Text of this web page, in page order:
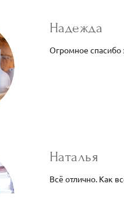
Надежда
Огромное спасибо
Наталья
Всё отлично. Как